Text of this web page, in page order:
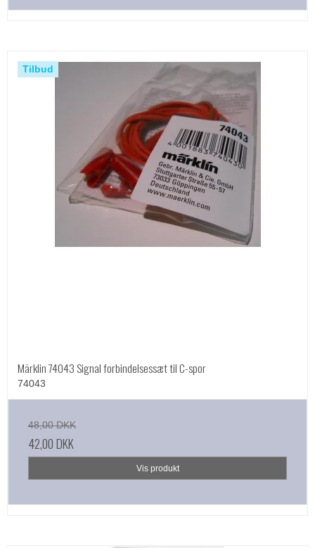
Tilbud
Märklin 74043 Signal forbindelsessæt til C-spor
74043
48,00 DKK
42,00 DKK
Vis produkt